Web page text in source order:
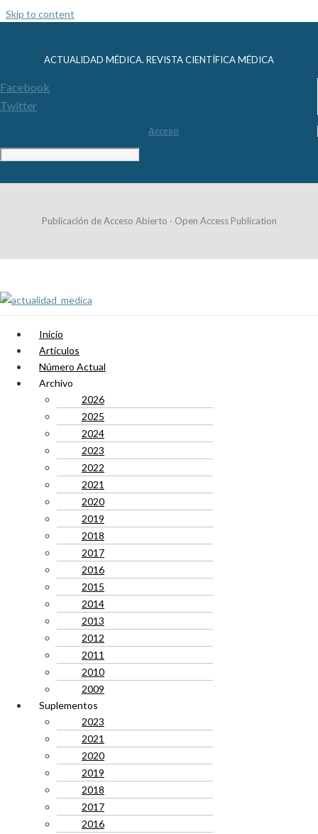
Skip to content
ACTUALIDAD MÉDICA. REVISTA CIENTÍFICA MÉDICA
Facebook
Twitter
Acceso
Publicación de Acceso Abierto · Open Access Publication
Inicio
Artículos
Número Actual
Archivo
2026
2025
2024
2023
2022
2021
2020
2019
2018
2017
2016
2015
2014
2013
2012
2011
2010
2009
Suplementos
2023
2021
2020
2019
2018
2017
2016